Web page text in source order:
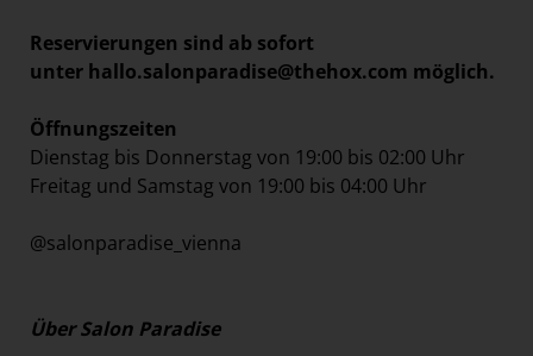
Reservierungen sind ab sofort
unter hallo.salonparadise@thehox.com möglich.
Öffnungszeiten
Dienstag bis Donnerstag von 19:00 bis 02:00 Uhr
Freitag und Samstag von 19:00 bis 04:00 Uhr
@salonparadise_vienna
Über Salon Paradise